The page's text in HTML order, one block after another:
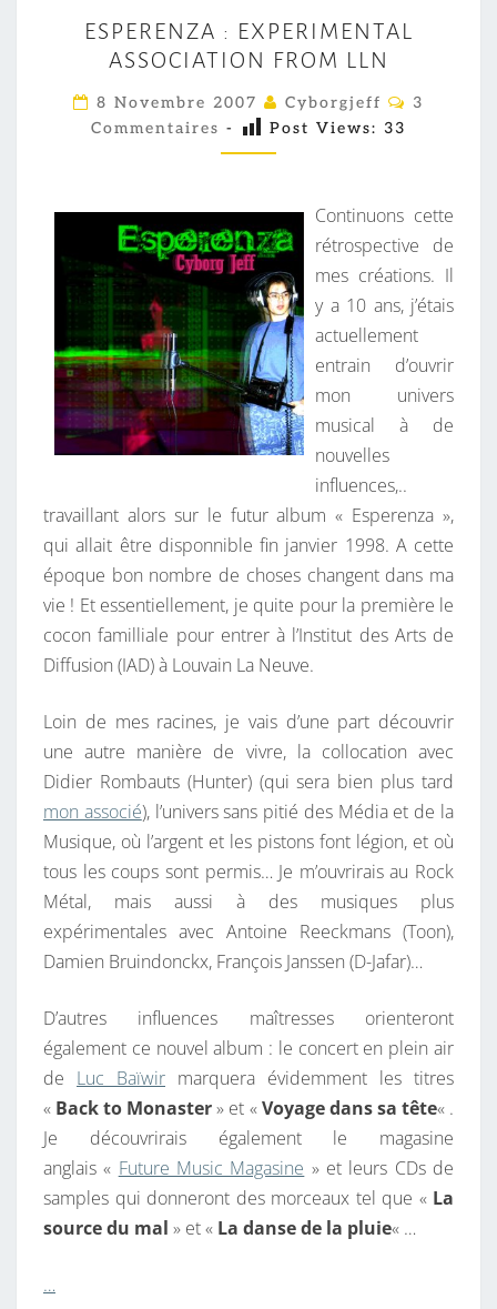
S
P
E
R
E
Z
A
:
E
X
P
E
R
I
E
N
T
A
L
A
S
O
C
I
A
T
O
N
R
O
M
L
L
N
ESPERENZA : EXPERIMENTAL
ASSOCIATION FROM LLN
8 Novembre 2007 Cyborgjeff
C
A
I
R
E
S
3
Commentaires - Post Views: 33
Continuons cette
rétrospective de
mes créations. Il
y a 10 ans, j’étais
actuellement
entrain d’ouvrir
mon univers
musical à de
nouvelles
influences,..
travaillant alors sur le futur album « Esperenza »,
qui allait être disponnible fin janvier 1998. A cette
époque bon nombre de choses changent dans ma
vie ! Et essentiellement, je quite pour la première le
cocon familliale pour entrer à l’Institut des Arts de
Diffusion (IAD) à Louvain La Neuve.
Loin de mes racines, je vais d’une part découvrir
une autre manière de vivre, la collocation avec
Didier Rombauts (Hunter) (qui sera bien plus tard
mon associé), l’univers sans pitié des Média et de la
Musique, où l’argent et les pistons font légion, et où
tous les coups sont permis… Je m’ouvrirais au Rock
Métal, mais aussi à des musiques plus
expérimentales avec Antoine Reeckmans (Toon),
Damien Bruindonckx, François Janssen (D-Jafar)…
D’autres influences maîtresses orienteront
également ce nouvel album : le concert en plein air
de Luc Baïwir marquera évidemment les titres
« Back to Monaster» et «Voyage dans sa tête« .
Je découvrirais également le magasine
anglais « Future Music Magasine » et leurs CDs de
samples qui donneront des morceaux tel que « La
source du mal » et « La danse de la pluie« …
…